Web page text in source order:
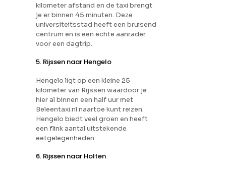
kilometer afstand en de taxi brengt
je er binnen 45 minuten. Deze
universiteitsstad heeft een bruisend
centrum en is een echte aanrader
voor een dagtrip.
5. Rijssen naar Hengelo
Hengelo ligt op een kleine 25
kilometer van Rijssen waardoor je
hier al binnen een half uur met
Beleentaxi.nl naartoe kunt reizen.
Hengelo biedt veel groen en heeft
een flink aantal uitstekende
eetgelegenheden.
6. Rijssen naar Holten